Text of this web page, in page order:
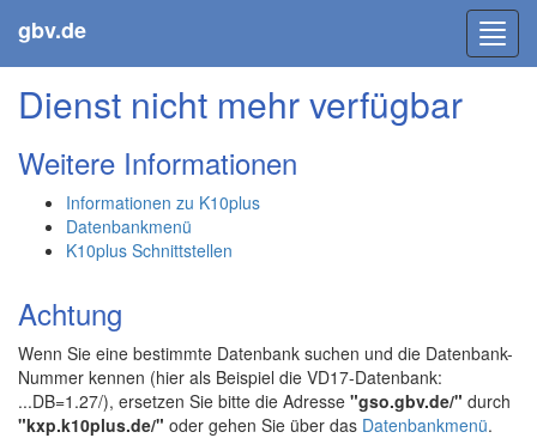
gbv.de
Dienst nicht mehr verfügbar
Weitere Informationen
Informationen zu K10plus
Datenbankmenü
K10plus Schnittstellen
Achtung
Wenn Sie eine bestimmte Datenbank suchen und die Datenbank-
Nummer kennen (hier als Beispiel die VD17-Datenbank:
...DB=1.27/), ersetzen Sie bitte die Adresse "gso.gbv.de/" durch
"kxp.k10plus.de/" oder gehen Sie über das Datenbankmenü.